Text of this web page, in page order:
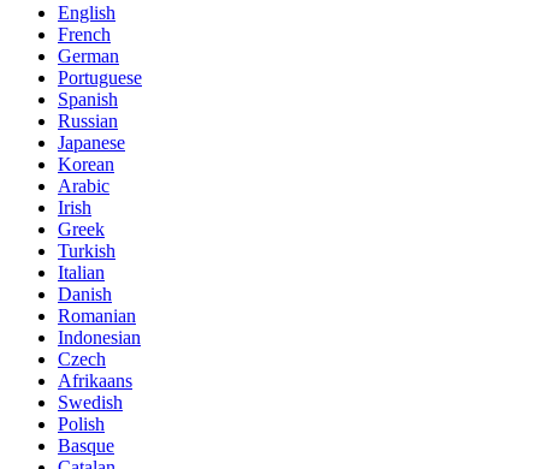
English
French
German
Portuguese
Spanish
Russian
Japanese
Korean
Arabic
Irish
Greek
Turkish
Italian
Danish
Romanian
Indonesian
Czech
Afrikaans
Swedish
Polish
Basque